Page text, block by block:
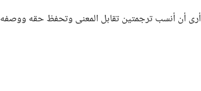
‍ أرى أن أنسب ترجمتين تقابل المعنى وتحفظ حقه ووصفه